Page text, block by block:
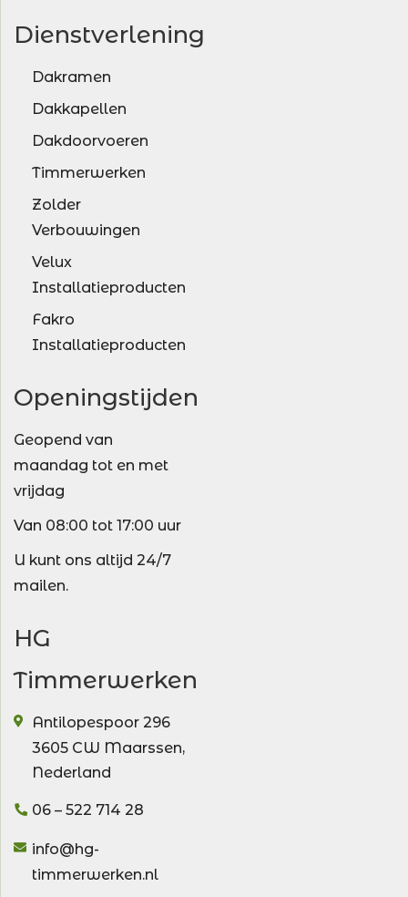
Dienstverlening
Dakramen
Dakkapellen
Dakdoorvoeren
Timmerwerken
Zolder
Verbouwingen
Velux
Installatieproducten
Fakro
Installatieproducten
Openingstijden
Geopend van
maandag tot en met
vrijdag
Van 08:00 tot 17:00 uur
U kunt ons altijd 24/7
mailen.
HG
Timmerwerken
Antilopespoor 296
3605 CW Maarssen,
Nederland
06 – 522 714 28
info@hg-
timmerwerken.nl